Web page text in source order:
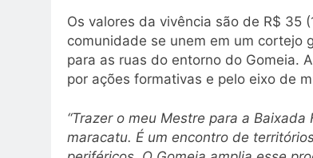
Os valores da vivência são de R$ 35
comunidade se unem em um cortejo
para as ruas do entorno do Gomeia.
por ações formativas e pelo eixo de
“Trazer o meu Mestre para a
maracatu. É um encontro de